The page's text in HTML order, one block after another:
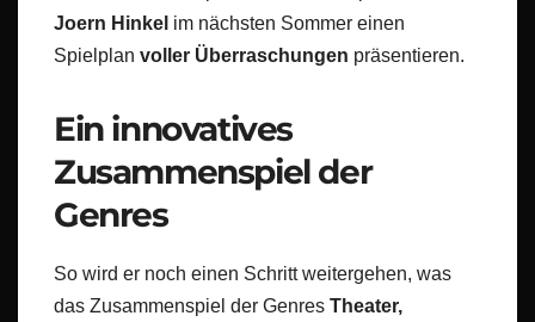
Joern Hinkel im nächsten Sommer einen
Spielplan voller Überraschungen präsentieren.
Ein innovatives
Zusammenspiel der
Genres
So wird er noch einen Schritt weitergehen, was
das Zusammenspiel der Genres Theater,